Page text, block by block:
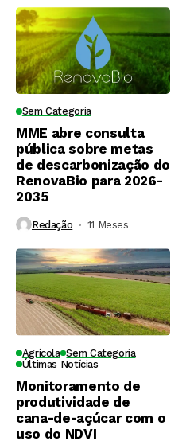
Sem Categoria
MME abre consulta
pública sobre metas
de descarbonização do
RenovaBio para 2026-
2035
Redação 11 Meses ⁮
Agrícola Sem Categoria
Últimas Notícias
Monitoramento de
produtividade de
cana-de-açúcar com o
uso do NDVI